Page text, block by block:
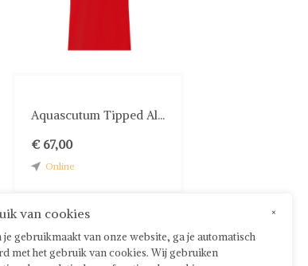
Aquascutum Tipped Al...
€ 67,00
Online
×
van cookies
gebruikmaakt van onze website, ga je automatisch
met het gebruik van cookies. Wij gebruiken